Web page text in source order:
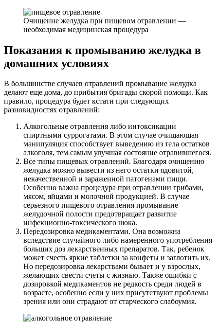
Очищение желудка при пищевом отравлении —
необходимая медицинская процедура
Показания к промыванию желудка в
домашних условиях
В большинстве случаев отравлений промывание желудка
делают еще дома, до прибытия бригады скорой помощи. Как
правило, процедура будет кстати при следующих
разновидностях отравлений:
Алкогольные отравления либо интоксикации
спиртными суррогатами. В этом случае очищающая
манипуляция способствует выведению из тела остатков
алкоголя, тем самым улучшая состояние отравившегося.
Все типы пищевых отравлений. Благодаря очищению
желудка можно вывести из него остатки ядовитой,
некачественной и зараженной патогенами пищи.
Особенно важна процедура при отравлении грибами,
мясом, яйцами и молочной продукцией. В случае
серьезного пищевого отравления промывание
желудочной полости предотвращает развитие
инфекционно-токсического шока.
Передозировка медикаментами. Она возможна
вследствие случайного либо намеренного употребления
больших доз лекарственных препаратов. Так, ребенок
может счесть яркие таблетки за конфеты и заглотить их.
Но передозировка лекарствами бывает и у взрослых,
желающих свести счеты с жизнью. Также ошибки с
дозировкой медикаментов не редкость среди людей в
возрасте, особенно если у них присутствуют проблемы
зрения или они страдают от старческого слабоумия.